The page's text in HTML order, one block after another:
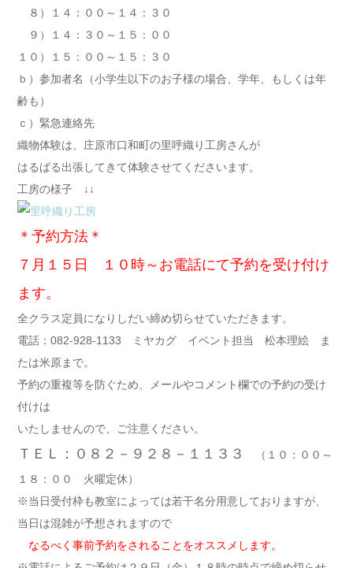
８）１４：００～１４：３０
９）１４：３０～１５：００
１０）１５：００～１５：３０
ｂ）参加者名（小学生以下のお子様の場合、学年、もしくは年
齢も）
ｃ）緊急連絡先
織物体験は、庄原市口和町の里呼織り工房さんが
はるばる出張してきて体験させてくださいます。
工房の様子 ↓↓
＊予約方法＊
７月１５日 １０時～お電話にて予約を受け付け
ます。
全クラス定員になりしだい締め切らせていただきます。
電話：082-928-1133 ミヤカグ イベント担当 松本理絵 ま
たは米原まで。
予約の重複等を防ぐため、メールやコメント欄での予約の受け
付けは
いたしませんので、ご注意ください。
ＴＥＬ：０８２－９２８－１１３３
（１０：００～
１８：００ 火曜定休）
※当日受付枠も教室によっては若干名分用意しておりますが、
当日は混雑が予想されますので
なるべく事前予約をされることをオススメします。